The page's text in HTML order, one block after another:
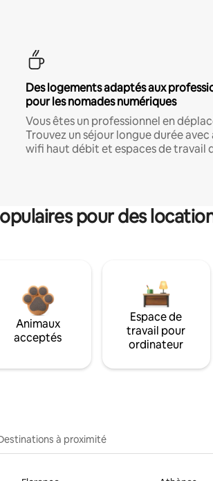
Des logements adaptés aux
pour les nomades numériques
Vous êtes un professionnel en
Trouvez un séjour longue durée avec
wifi haut débit et espaces de travail
pour des
Animaux
acceptés
Espace de
travail pour
ordinateur
à proximité